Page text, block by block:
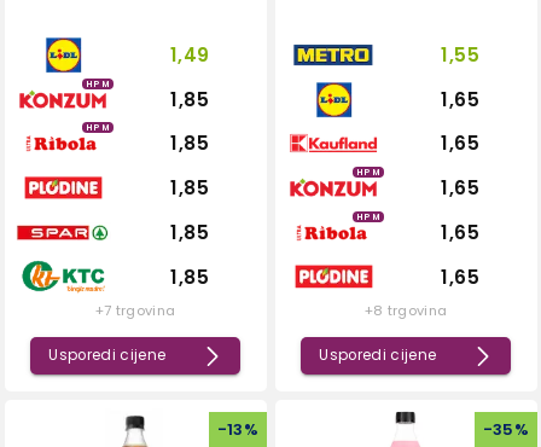
1,49
HPM
1,85
HPM
1,85
1,85
1,85
1,85
+7 trgovina
Usporedi cijene
1,55
1,65
1,65
HPM
1,65
HPM
1,65
1,65
+8 trgovina
Usporedi cijene
-13% -35%